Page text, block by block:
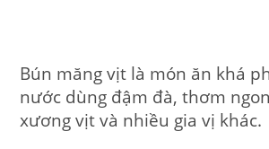
Bún măng vịt là món ăn khá
nước dùng đậm đà, thơm
xương vịt và nhiều gia vị khác.